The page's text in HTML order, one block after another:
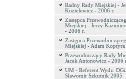
Radny Rady Miejskiej -
Kozielewicz - 2006 r.
Zastępca
Miejskiej - Jerzy
- 2006 r.
Zastępca
Miejskiej - Adam Koptyra
Przewodniczący Rady
Jacek Antonowicz - 2006
UM - Referent Wydz.
Sławomir Szkutnik 2005